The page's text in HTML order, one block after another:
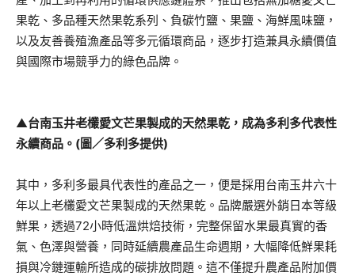
果乾、多品種天然果乾系列、負碳竹鹽、果鹽、海鮮風味鹽，
以及友善養殖漁產品等多元循環商品，逐步打造兼具永續價值
與國際市場競爭力的綠色品牌。
▲台南玉井老欉愛文芒果製成的天然果乾，成為多利多代表性
永續商品 。(圖／多利多提供)
其中，多利多最具代表性的產品之一，便是採用台南玉井六十
年以上老欉愛文芒果製成的天然果乾。品牌嚴選外銷日本等級
鮮果，透過72小時低溫烘焙技術，完整保留水果最真實的香
氣、色澤與營養，同時延續農產品生命週期，大幅降低鮮果耗
損與冷鏈運輸所造成的碳排放問題。這不僅提升農產品附加價